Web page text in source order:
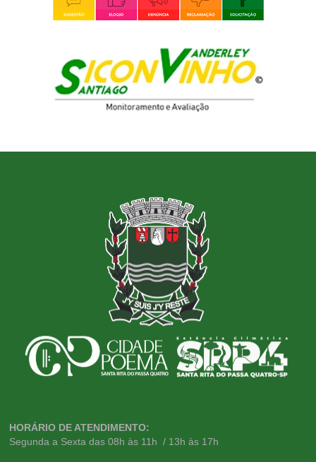
HORÁRIO DE ATENDIMENTO:
Segunda a Sexta das 08h às 11h / 13h às 17h